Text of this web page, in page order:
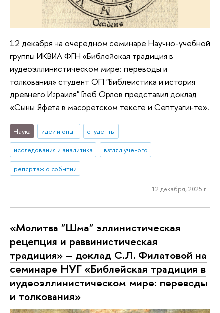
12 декабря на очередном семинаре Научно-учебной
группы ИКВИА ФГН «Библейская традиция в
иудеоэллинистическом мире: переводы и
толкования» студент ОП "Библеистика и история
древнего Израиля" Глеб Орлов представил доклад
«Сыны Яфета в масоретском тексте и Септуагинте».
Наука идеи и опыт студенты
исследования и аналитика взгляд ученого
репортаж о событии
12 декабря, 2025 г.
«Молитва "Шма" эллинистическая
рецепция и раввинистическая
традиция» – доклад С.Л. Филатовой на
семинаре НУГ «Библейская традиция в
иудеоэллинистическом мире: переводы
и толкования»